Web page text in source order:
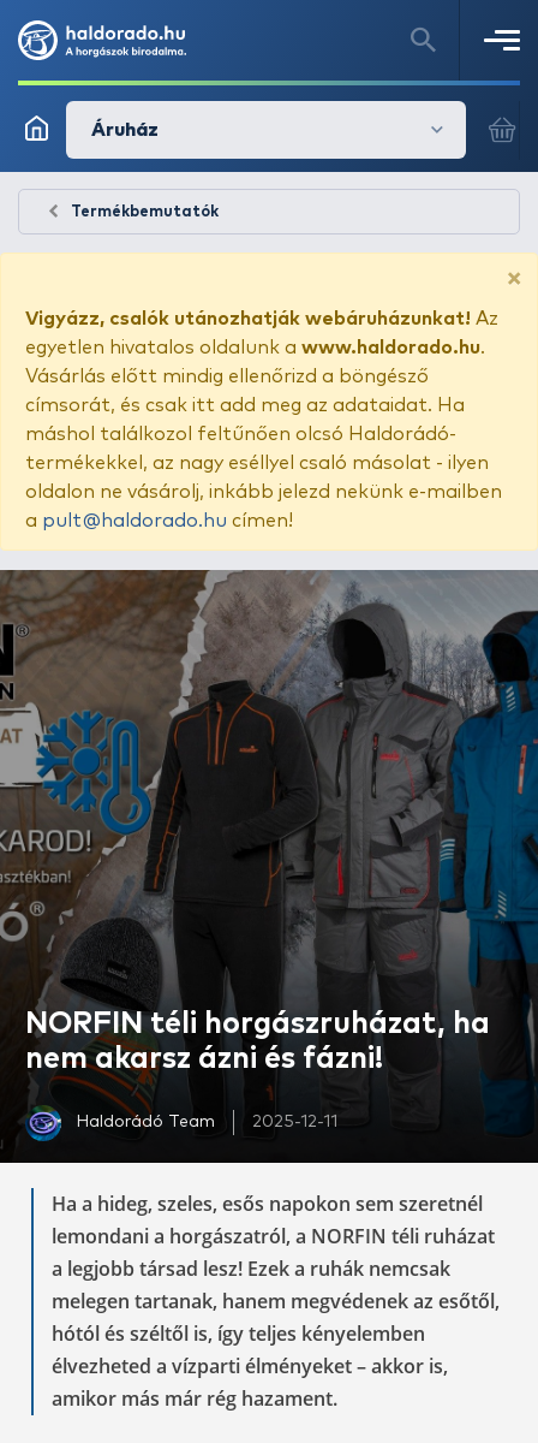
Áruház
Termékbemutatók
×
Vigyázz, csalók utánozhatják webáruházunkat! Az
egyetlen hivatalos oldalunk a www.haldorado.hu.
Vásárlás előtt mindig ellenőrizd a böngésző
címsorát, és csak itt add meg az adataidat. Ha
máshol találkozol feltűnően olcsó Haldorádó-
termékekkel, az nagy eséllyel csaló másolat - ilyen
oldalon ne vásárolj, inkább jelezd nekünk e-mailben
a pult@haldorado.hu címen!
NORFIN téli horgászruházat, ha
nem akarsz ázni és fázni!
Haldorádó Team 2025-12-11
Ha a hideg, szeles, esős napokon sem szeretnél
lemondani a horgászatról, a NORFIN téli ruházat
a legjobb társad lesz! Ezek a ruhák nemcsak
melegen tartanak, hanem megvédenek az esőtől,
hótól és széltől is, így teljes kényelemben
élvezheted a vízparti élményeket – akkor is,
amikor más már rég hazament.